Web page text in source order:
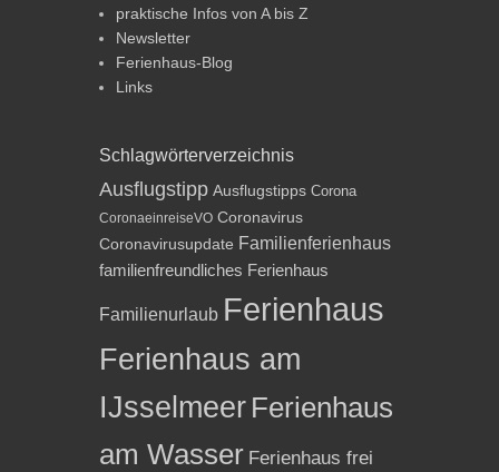
praktische Infos von A bis Z
Newsletter
Ferienhaus-Blog
Links
Schlagwörterverzeichnis
Ausflugstipp Ausflugstipps Corona
CoronaeinreiseVO Coronavirus
Coronavirusupdate Familienferienhaus
familienfreundliches Ferienhaus
Familienurlaub Ferienhaus
Ferienhaus am
IJsselmeer Ferienhaus
am Wasser Ferienhaus frei